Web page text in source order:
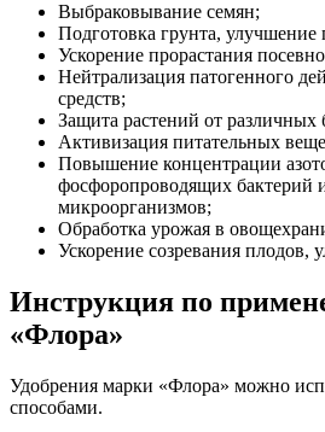
Выбраковывание семян;
Подготовка грунта, улучшение
Ускорение прорастания
Нейтрализация патогенного
средств;
Защита растений от различных
Активизация питательных
Повышение концентрации
фосфоропроводящих бактерий
микроорганизмов;
Обработка урожая в
Ускорение созревания плодов,
Инструкция по
«Флора»
Удобрения марки «Флора» можно
способами.